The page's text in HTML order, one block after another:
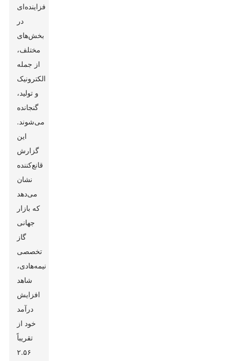
فزاینده‌ای
در
بخش‌های
مختلف،
از جمله
الکترونیک
و تولید،
گنجانده
می‌شوند.
این
گزارش
قانع‌کننده
نشان
می‌دهد
که بازار
جهانی
گاز
تخصصی
نیمه‌هادی،
شاهد
افزایش
درآمد
خود از
تقریباً
۲.۵۶